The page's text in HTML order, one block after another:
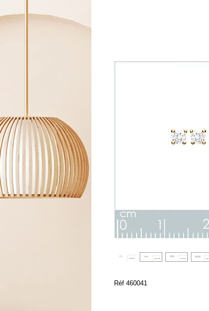
Réf 460041